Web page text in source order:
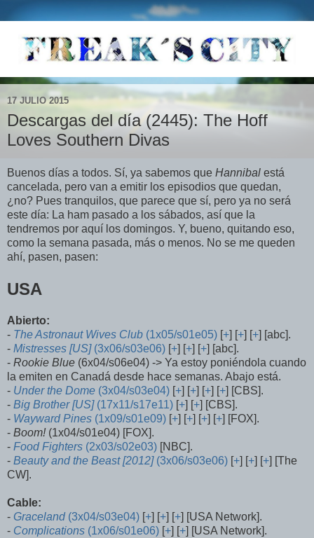
17 JULIO 2015
Descargas del día (2445): The Hoff
Loves Southern Divas
Buenos días a todos. Sí, ya sabemos que Hannibal está
cancelada, pero van a emitir los episodios que quedan,
¿no? Pues tranquilos, que parece que sí, pero ya no será
este día: La ham pasado a los sábados, así que la
tendremos por aquí los domingos. Y, bueno, quitando eso,
como la semana pasada, más o menos. No se me queden
ahí, pasen, pasen:
USA
Abierto:
- The Astronaut Wives Club (1x05/s01e05) [+] [+] [+] [abc].
- Mistresses [US](3x06/s03e06) [+] [+] [+] [abc].
- Rookie Blue (6x04/s06e04) -> Ya estoy poniéndola cuando
la emiten en Canadá desde hace semanas. Abajo está.
- Under the Dome (3x04/s03e04) [+] [+] [+] [+] [CBS].
- Big Brother [US](17x11/s17e11) [+] [+] [CBS].
- Wayward Pines (1x09/s01e09) [+] [+] [+] [+] [FOX].
- Boom!(1x04/s01e04) [FOX].
- Food Fighters (2x03/s02e03) [NBC].
- Beauty and the Beast [2012](3x06/s03e06) [+] [+] [+] [The
CW].
Cable:
- Graceland(3x04/s03e04) [+] [+] [+] [USA Network].
- Complications (1x06/s01e06) [+] [+] [USA Network].